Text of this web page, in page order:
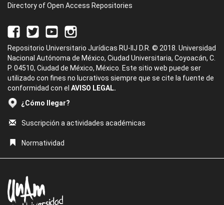
Directory of Open Access Repositories
Repositorio Universitario Jurídicas RU-IIJ D.R. © 2018. Universidad
Nacional Autónoma de México, Ciudad Universitaria, Coyoacán, C.
P. 04510, Ciudad de México, México. Este sitio web puede ser
utilizado con fines no lucrativos siempre que se cite la fuente de
conformidad con el AVISO LEGAL.
¿Cómo llegar?
Suscripción a actividades académicas
Normatividad